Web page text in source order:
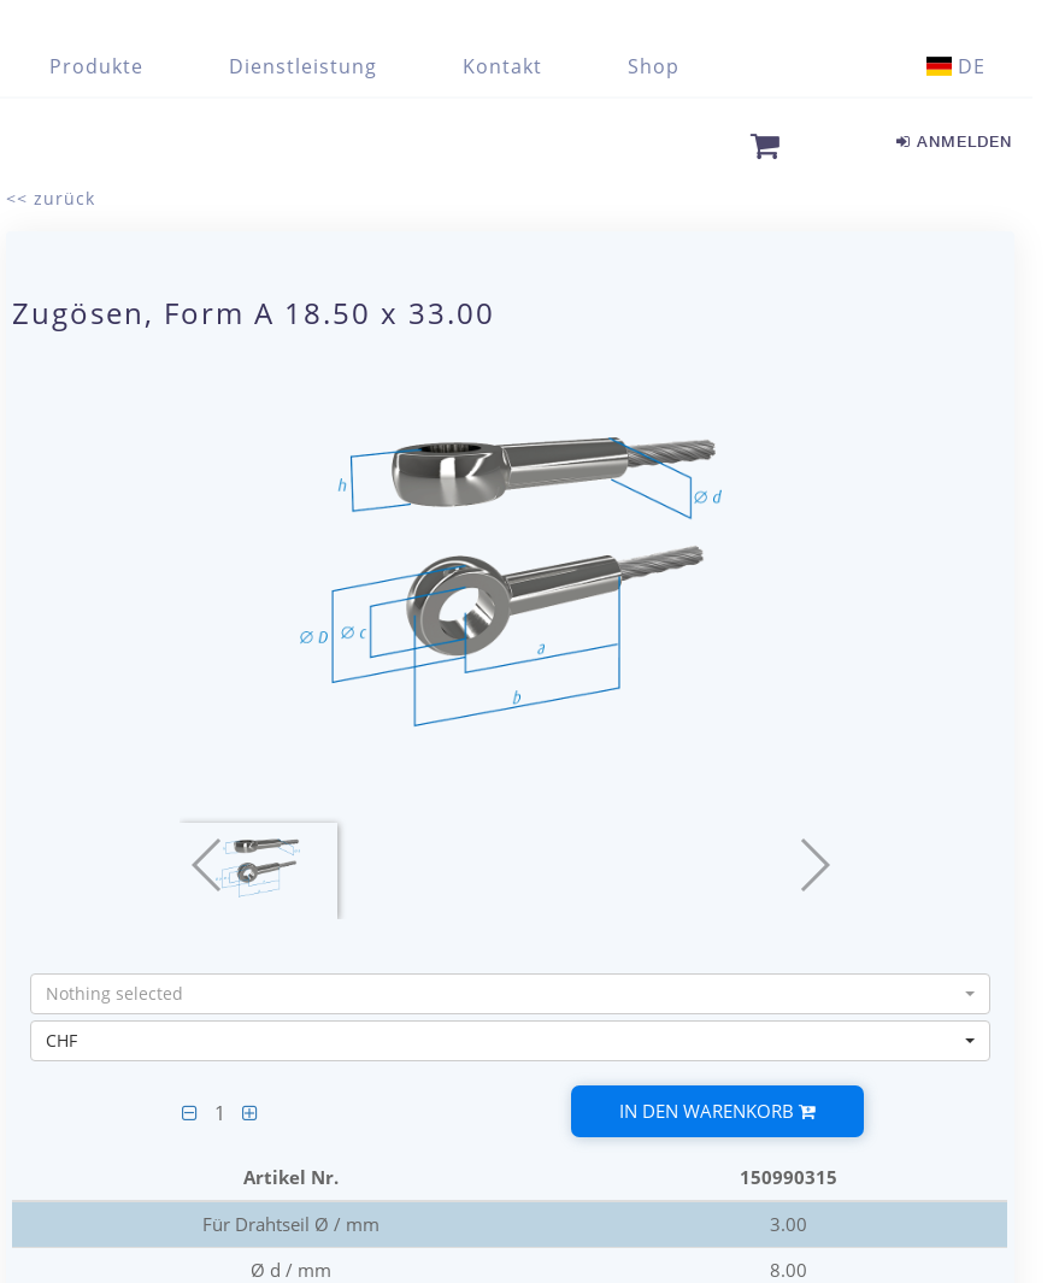
Produkte Dienstleistung Kontakt Shop DE
ANMELDEN
<< zurück
Zugösen, Form A 18.50 x 33.00
Nothing selected
CHF
1 IN DEN WARENKORB
Artikel Nr.
150990315
Für Drahtseil Ø / mm
3.00
Ø d / mm
8.00